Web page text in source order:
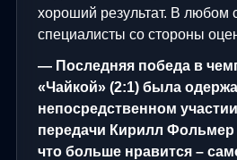
хороший результат. В любом
специалисты со стороны
— Последняя победа в
«Чайкой» (2:1) была
непосредственном
передачи Кирилл Фольмер
что больше нравится –